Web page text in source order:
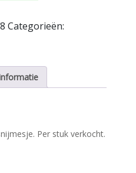
Categorieën:
Per stuk verkocht.